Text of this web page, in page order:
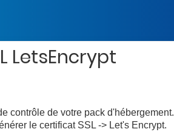
LetsEncrypt
contrôle de votre pack d'hébergement.
le certificat SSL -> Let's Encrypt.